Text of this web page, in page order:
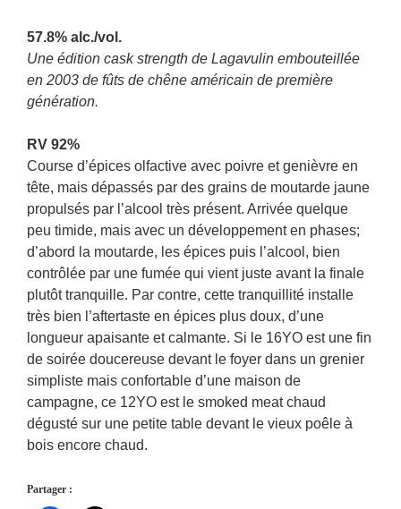
57.8% alc./vol.
Une édition cask strength de Lagavulin embouteillée
en 2003 de fûts de chêne américain de première
génération.
RV 92%
Course d’épices olfactive avec poivre et genièvre en
tête, mais dépassés par des grains de moutarde jaune
propulsés par l’alcool très présent. Arrivée quelque
peu timide, mais avec un développement en phases;
d’abord la moutarde, les épices puis l’alcool, bien
contrôlée par une fumée qui vient juste avant la finale
plutôt tranquille. Par contre, cette tranquillité installe
très bien l’aftertaste en épices plus doux, d’une
longueur apaisante et calmante. Si le 16YO est une fin
de soirée doucereuse devant le foyer dans un grenier
simpliste mais confortable d’une maison de
campagne, ce 12YO est le smoked meat chaud
dégusté sur une petite table devant le vieux poêle à
bois encore chaud.
Partager :